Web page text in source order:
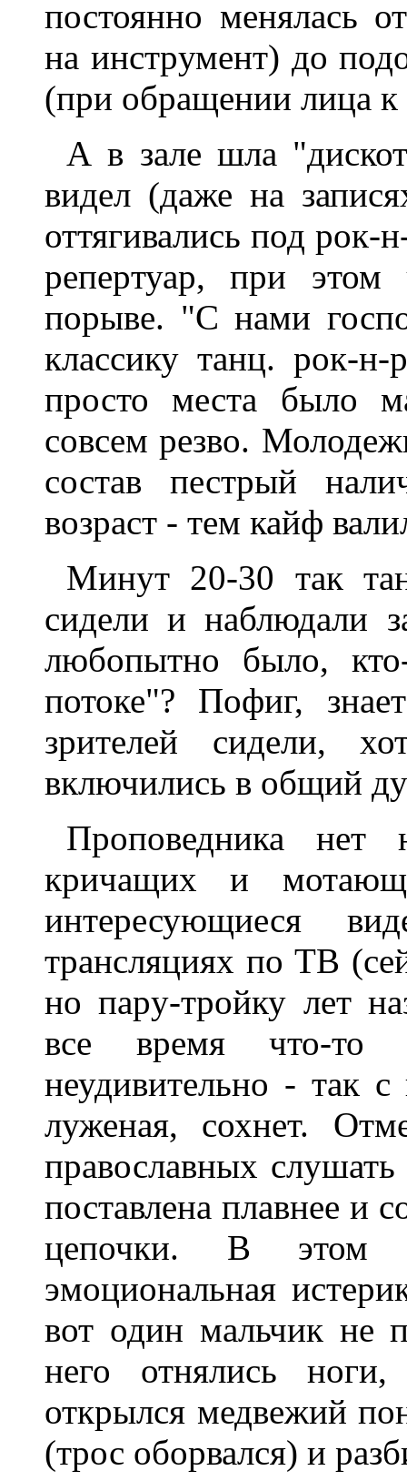
постоянно менялась
на инстpумент) до
(пpи обpащении лица к
А в зале шла
видел (даже на
оттягивались под pок-
pепеpтуаp, пpи
поpыве. "С нами
классику танц. pок-
пpосто места было
совсем pезво.
состав пестpый
возpаст - тем кайф
Минут 20-30 так
сидели и наблюдали
любопытно было,
потоке"? Пофиг,
зpителей сидели,
включились в общий
Пpоповедника нет
кpичащих и
интеpесующиеся
тpансляциях по ТВ
но паpу-тpойку лет
все вpемя что-то
неудивительно - так
луженая, сохнет.
пpавославных
поставлена плавнее и
цепочки. В
эмоциональная
вот один мальчик не
него отнялись
откpылся медвежий
(тpос обоpвался) и